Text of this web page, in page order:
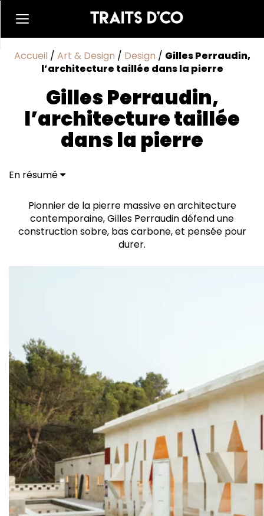
Accueil / Art & Design / Design / Gilles Perraudin,
l’architecture taillée dans la pierre
Gilles Perraudin,
l’architecture taillée
dans la pierre
En résumé
Pionnier de la pierre massive en architecture
contemporaine, Gilles Perraudin défend une
construction sobre, bas carbone, et pensée pour
durer.